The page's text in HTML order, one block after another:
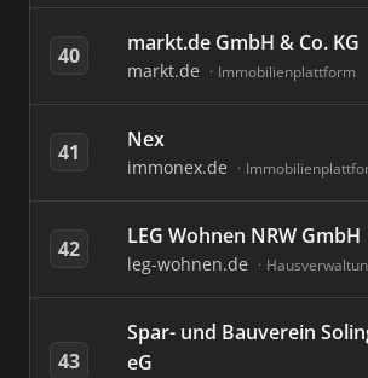
40 markt.de GmbH & Co. KG
markt.de Immobilienplattform
41 Nex
immonex.de
42 LEG Wohnen NRW GmbH
leg-wohnen.de
43
Spar- und Bauverein
eG